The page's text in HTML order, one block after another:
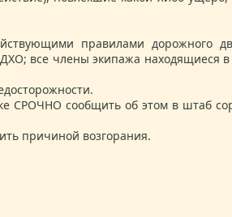
правилами дорожного
все члены экипажа находящиеся
СРОЧНО сообщить об этом в штаб
причиной возгорания.